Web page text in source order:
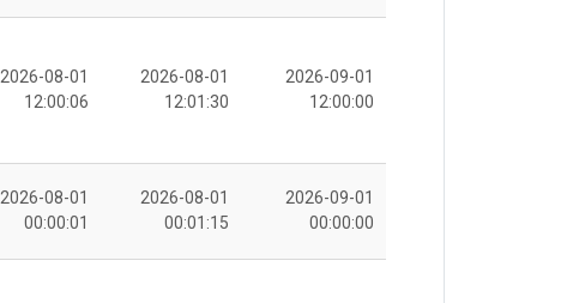
2026-08-01
12:00:06
2026-08-01
12:01:30
2026-09-01
12:00:00
2026-08-01
00:00:01
2026-08-01
00:01:15
2026-09-01
00:00:00